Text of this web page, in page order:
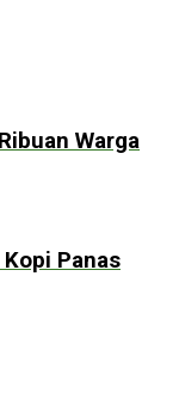
Warga
Panas